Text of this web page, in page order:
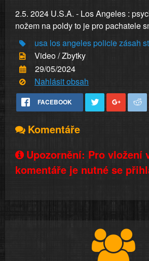
2.5. 2024 U.S.A. - Los Angeles :
nožem na poldy to je pro pachatele
usa los angelespoliciezásah
Video / Zbytky
29/05/2024
Nahlásit obsah
FACEBOOK
Komentáře
Upozornění: Pro vložení
komentáře je nutné se